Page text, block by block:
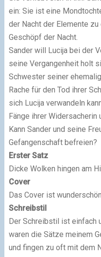
ein: Sie ist eine
der Nacht der Elemente
Geschöpf der Nacht.
Sander will Lucija bei der
seine Vergangenheit holt
Schwester seiner
Rache für den Tod ihrer
sich Lucija verwandeln
Fänge ihrer
Kann Sander und seine
Gefangenschaft befreien?
Erster Satz
Dicke Wolken hingen am
Cover
Das Cover ist
Schreibstil
Der Schreibstil ist einfach
waren die Sätze meinem
und fingen zu oft mit dem